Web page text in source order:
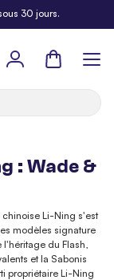
30 jours.
Panier
: Wade &
chinoise Li-Ning s'est
modèles signature
l'héritage du Flash,
et la Sabonis
propriétaire Li-Ning